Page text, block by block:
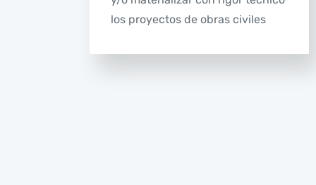
los proyectos de obras civiles